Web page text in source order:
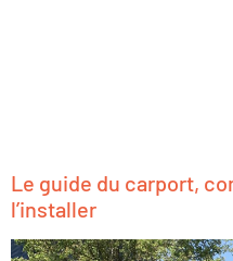
Le guide du carport,
l’installer